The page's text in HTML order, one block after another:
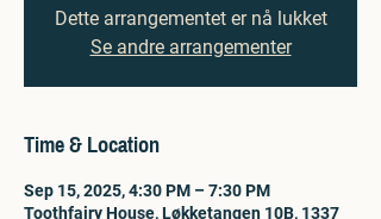
Dette arrangementet er nå lukket
Se andre arrangementer
Time & Location
Sep 15, 2025, 4:30 PM – 7:30 PM
Toothfairy House, Løkketangen 10B, 1337